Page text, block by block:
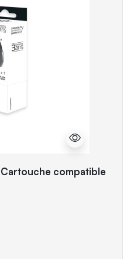
Cartouche compatible